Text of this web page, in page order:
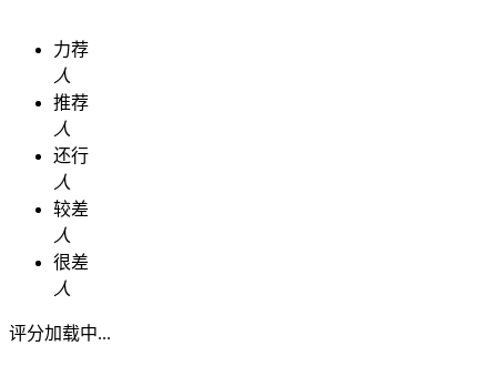
力荐
人
推荐
人
还行
人
较差
人
很差
人
评分加载中...